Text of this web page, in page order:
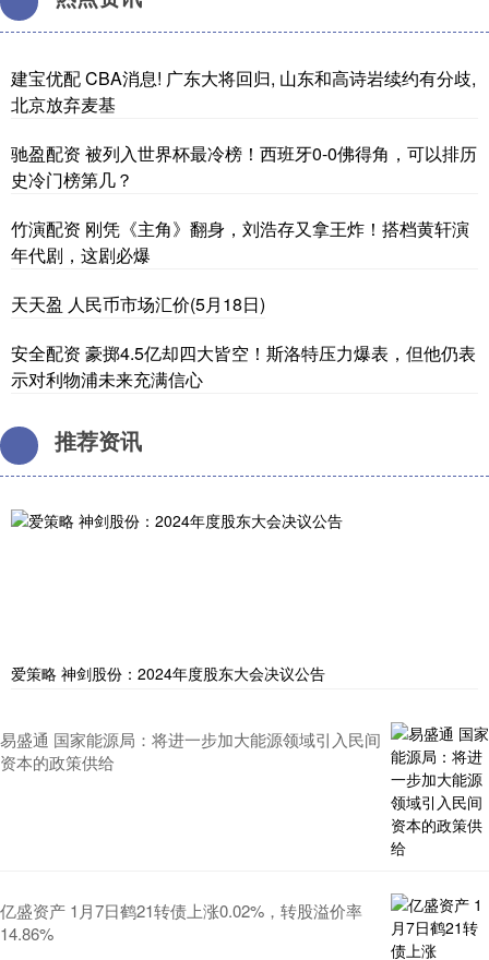
建宝优配 CBA消息! 广东大将回归, 山东和高诗岩续约有分歧,
北京放弃麦基
驰盈配资 被列入世界杯最冷榜！西班牙0-0佛得角，可以排历
史冷门榜第几？
竹演配资 刚凭《主角》翻身，刘浩存又拿王炸！搭档黄轩演
年代剧，这剧必爆
天天盈 人民币市场汇价(5月18日)
安全配资 豪掷4.5亿却四大皆空！斯洛特压力爆表，但他仍表
示对利物浦未来充满信心
推荐资讯
爱策略 神剑股份：2024年度股东大会决议公告
易盛通 国家能源局：将进一步加大能源领域引入民间
资本的政策供给
亿盛资产 1月7日鹤21转债上涨0.02%，转股溢价率
14.86%